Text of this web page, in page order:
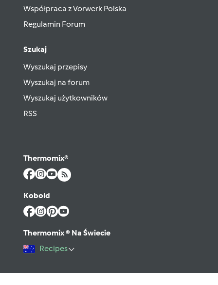
Współpraca z Vorwerk Polska
Regulamin Forum
Szukaj
Wyszukaj przepisy
Wyszukaj na forum
Wyszukaj użytkowników
RSS
Thermomix®
Kobold
Thermomix ® Na Świecie
Recipes